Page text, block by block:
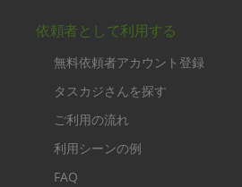
依頼者として利用する
無料依頼者アカウント登録
タスカジさんを探す
ご利用の流れ
利用シーンの例
FAQ